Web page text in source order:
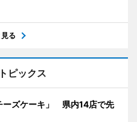
る
ピックス
ーズケーキ」 県内14店で先